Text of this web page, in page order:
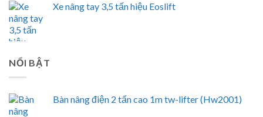
Xe nâng tay 3,5 tấn hiệu Eoslift
NỔI BẬT
Bàn nâng điện 2 tấn cao 1m tw-lifter (Hw2001)